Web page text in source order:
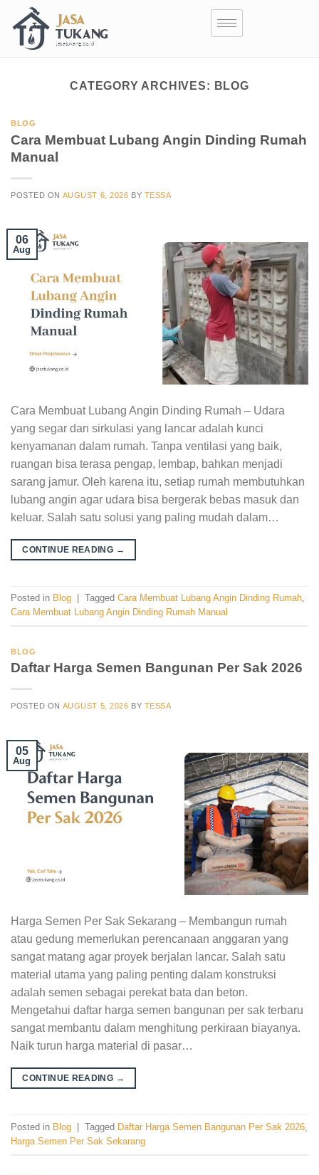
CATEGORY ARCHIVES: BLOG
BLOG
Cara Membuat Lubang Angin Dinding Rumah
Manual
POSTED ON AUGUST 6, 2026 BY TESSA
06
Aug
Cara Membuat Lubang Angin Dinding Rumah – Udara
yang segar dan sirkulasi yang lancar adalah kunci
kenyamanan dalam rumah. Tanpa ventilasi yang baik,
ruangan bisa terasa pengap, lembap, bahkan menjadi
sarang jamur. Oleh karena itu, setiap rumah membutuhkan
lubang angin agar udara bisa bergerak bebas masuk dan
keluar. Salah satu solusi yang paling mudah dalam…
CONTINUE READING →
Posted in Blog Tagged Cara Membuat Lubang Angin Dinding Rumah,
Cara Membuat Lubang Angin Dinding Rumah Manual
BLOG
Daftar Harga Semen Bangunan Per Sak 2026
POSTED ON AUGUST 5, 2026 BY TESSA
05
Aug
Harga Semen Per Sak Sekarang – Membangun rumah
atau gedung memerlukan perencanaan anggaran yang
sangat matang agar proyek berjalan lancar. Salah satu
material utama yang paling penting dalam konstruksi
adalah semen sebagai perekat bata dan beton.
Mengetahui daftar harga semen bangunan per sak terbaru
sangat membantu dalam menghitung perkiraan biayanya.
Naik turun harga material di pasar…
CONTINUE READING →
Posted in Blog Tagged Daftar Harga Semen Bangunan Per Sak 2026
Harga Semen Per Sak Sekarang